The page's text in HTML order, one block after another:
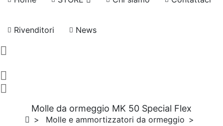
Rivenditori News
Molle da ormeggio MK 50 Special Flex
Molle e ammortizzatori da ormeggio